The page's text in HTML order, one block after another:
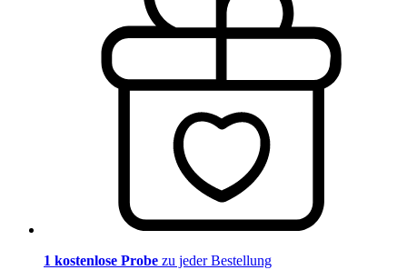
1 kostenlose Probe zu jeder Bestellung